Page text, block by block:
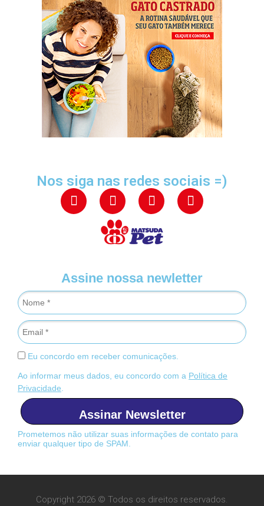
Nos siga nas redes sociais =)
Assine nossa newletter
Eu concordo em receber comunicações.
Ao informar meus dados, eu concordo com a Política de
Privacidade
Assinar Newsletter
Prometemos não utilizar suas informações de contato para
enviar qualquer tipo de SPAM.
Copyright 2026 © Todos os direitos reservados.